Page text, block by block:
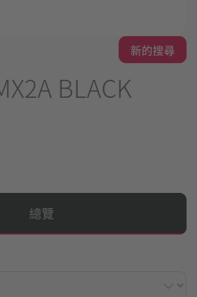
新的搜尋
BLACK
總覽